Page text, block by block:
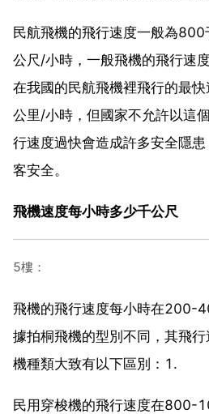
民航飛機的飛行速度一般為
公尺/小時，一般飛機的飛行速
在我國的民航飛機裡飛行的最
公里/小時，但國家不允許以這
行速度過快會造成許多安全隱
客安全。
飛機速度每小時多少千公尺
5樓：
飛機的飛行速度每小時在200-
據拍桐飛機的型別不同，其飛
機種類大致有以下區別：1.
民用穿梭機的飛行速度在800-